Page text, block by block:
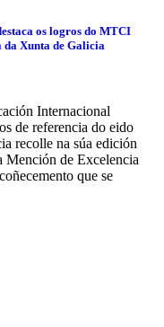
os logros do MTCI
da Xunta de Galicia
Internacional
de referencia do eido
recolle na súa edición
Mención de Excelencia
que se